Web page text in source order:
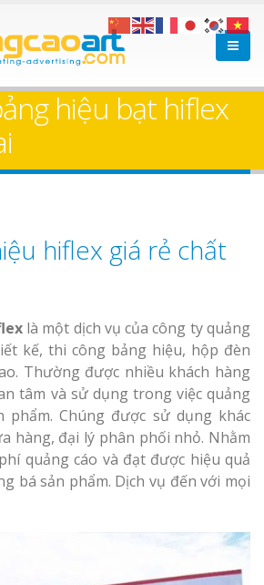
hiệu bạt hiflex
hiflex giá rẻ chất
là một dịch vụ của công ty quảng
kế, thi công bảng hiệu, hộp đèn
Thường được nhiều khách hàng
tâm và sử dụng trong việc quảng
phẩm. Chúng được sử dụng khác
hàng, đại lý phân phối nhỏ. Nhằm
quảng cáo và đạt được hiệu quả
bá sản phẩm. Dịch vụ đến với mọi